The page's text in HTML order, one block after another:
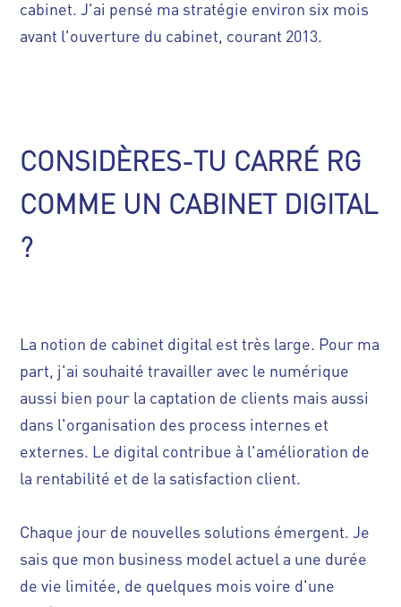
cabinet. J'ai pensé ma stratégie environ six mois
avant l'ouverture du cabinet, courant 2013.
CONSIDÈRES-TU CARRÉ RG
COMME UN CABINET DIGITAL
?
La notion de cabinet digital est très large. Pour ma
part, j'ai souhaité travailler avec le numérique
aussi bien pour la captation de clients mais aussi
dans l'organisation des process internes et
externes. Le digital contribue à l'amélioration de
la rentabilité et de la satisfaction client.
Chaque jour de nouvelles solutions émergent. Je
sais que mon business model actuel a une durée
de vie limitée, de quelques mois voire d'une